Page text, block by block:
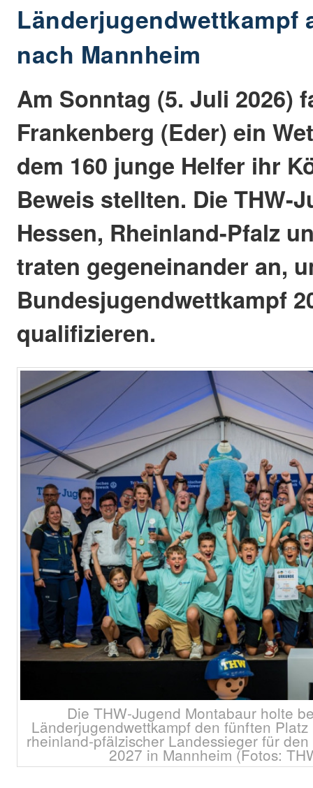
Länderjugendwettkampf
nach Mannheim
Am Sonntag (5. Juli 2026)
Frankenberg (Eder) ein
dem 160 junge Helfer ihr
Beweis stellten. Die THW-
Hessen, Rheinland-Pfalz
traten gegeneinander an,
Bundesjugendwettkampf
qualifizieren.
Die THW-Jugend Montabaur holte
Länderjugendwettkampf den fünften
rheinland-pfälzischer Landessieger für
2027 in Mannheim (Fotos: